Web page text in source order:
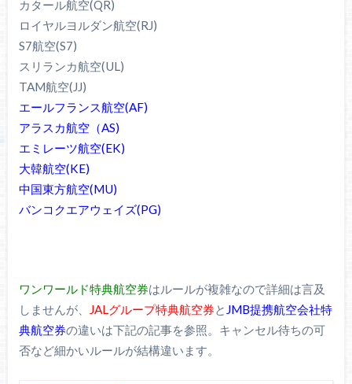
カタール航空(QR)
ロイヤルヨルダン航空(RJ)
S7航空(S7)
スリランカ航空(UL)
TAM航空(JJ)
エールフランス航空(AF)
アラスカ航空（AS)
エミレーツ航空(EK)
大韓航空(KE)
中国東方航空(MU)
バンコクエアウェイズ(PG)
ワンワールド特典航空券はルールが複雑なので詳細は言及
しませんが、 JALグループ特典航空券と JMB提携航空会社特
典航空券の違いは下記の記事を参照。キャンセル待ちの可
否など細かいルールが結構違います。